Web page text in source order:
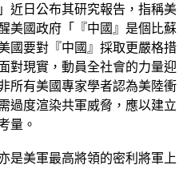
近日公布其研究報告，指稱美
美國政府「『中國』是個比蘇
國要對『中國』採取更嚴格措
對現實，動員全社會的力量迎
所有美國專家學者認為美陸衝
過度渲染共軍威脅，應以建立
量。
是美軍最高將領的密利將軍上